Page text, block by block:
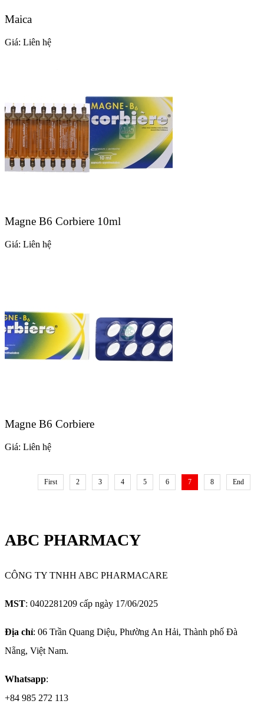
Maica
Giá: Liên hệ
Magne B6 Corbiere 10ml
Giá: Liên hệ
Magne B6 Corbiere
Giá: Liên hệ
First 2 3 4 5 6 7 8 End
ABC PHARMACY
CÔNG TY TNHH ABC PHARMACARE
MST: 0402281209 cấp ngày 17/06/2025
Địa chỉ: 06 Trần Quang Diệu, Phường An Hải, Thành phố Đà
Nẵng, Việt Nam.
Whatsapp:
+84 985 272 113